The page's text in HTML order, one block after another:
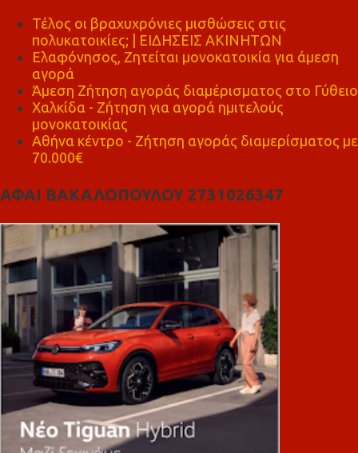
Τέλος οι βραχυχρόνιες μισθώσεις στις
πολυκατοικίες; | ΕΙΔΗΣΕΙΣ ΑΚΙΝΗΤΩΝ
Ελαφόνησος, Ζητείται μονοκατοικία για άμεση
αγορά
Άμεση Ζήτηση αγοράς διαμέρισματος στο Γύθειο
Χαλκίδα - Ζήτηση για αγορά ημιτελούς
μονοκατοικίας
Αθήνα κέντρο - Ζήτηση αγοράς διαμερίσματος με
70.000€
ΑΦΑΙ ΒΑΚΑΛΟΠΟΥΛΟΥ 2731026347